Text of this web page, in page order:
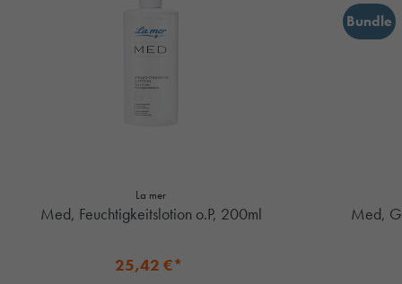
La mer
Med, Feuchtigkeitslotion o.P, 200ml
25,42 €*
Bundle